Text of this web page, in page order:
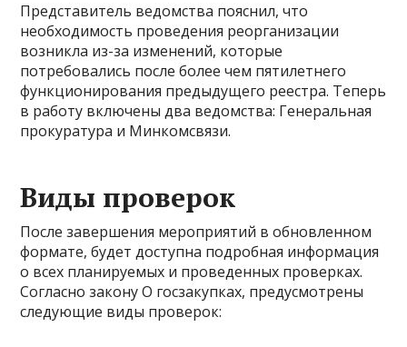
Представитель ведомства пояснил, что
необходимость проведения реорганизации
возникла из-за изменений, которые
потребовались после более чем пятилетнего
функционирования предыдущего реестра. Теперь
в работу включены два ведомства: Генеральная
прокуратура и Минкомсвязи.
Виды проверок
После завершения мероприятий в обновленном
формате, будет доступна подробная информация
о всех планируемых и проведенных проверках.
Согласно закону О госзакупках, предусмотрены
следующие виды проверок: